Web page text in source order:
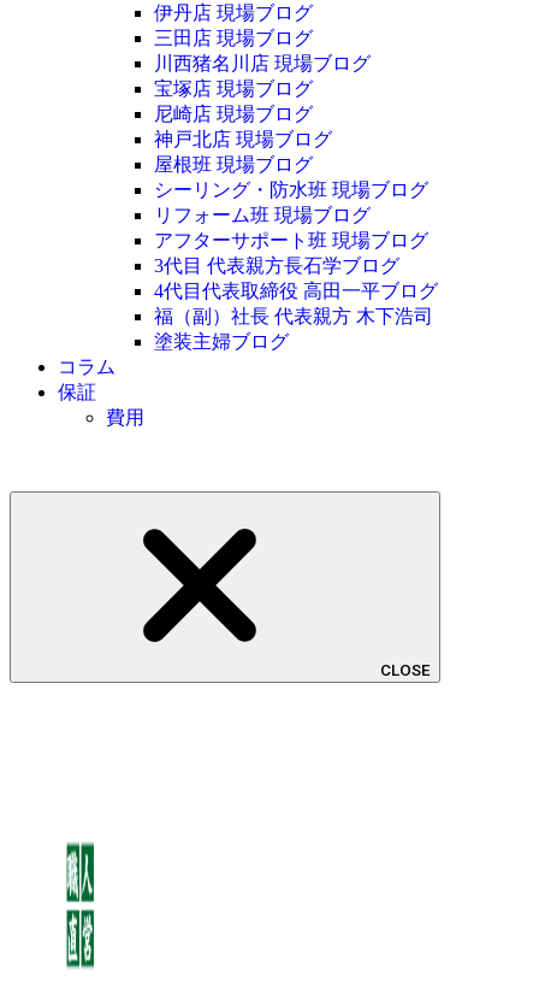
伊丹店 現場ブログ
三田店 現場ブログ
川西猪名川店 現場ブログ
宝塚店 現場ブログ
尼崎店 現場ブログ
神戸北店 現場ブログ
屋根班 現場ブログ
シーリング・防水班 現場ブログ
リフォーム班 現場ブログ
アフターサポート班 現場ブログ
3代目 代表親方長石学ブログ
4代目代表取締役 高田一平ブログ
福（副）社長 代表親方 木下浩司
塗装主婦ブログ
コラム
保証
費用
CLOSE